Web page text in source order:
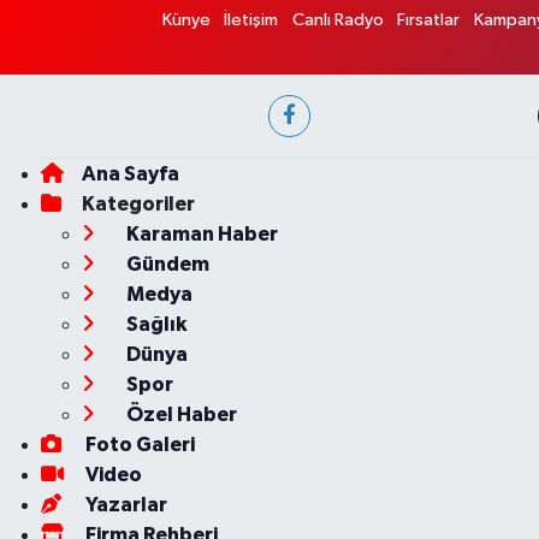
Künye İletişim Canlı Radyo Fırsatlar
Ana Sayfa
Kategoriler
Karaman Haber
Gündem
Medya
Sağlık
Dünya
Spor
Özel Haber
Foto Galeri
Video
Yazarlar
Firma Rehberi